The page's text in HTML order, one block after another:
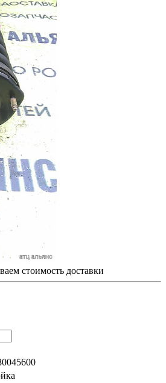
стоимость доставки